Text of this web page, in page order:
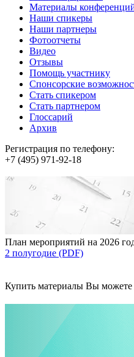
Материалы
Наши спикеры
Наши партнеры
Фотоотчеты
Видео
Отзывы
Помощь участнику
Спонсорские
Стать спикером
Стать партнером
Глоссарий
Архив
Регистрация по телефону:
+7 (495) 971-92-18
План мероприятий на 2026
2 полугодие (PDF)
Купить материалы Вы можете